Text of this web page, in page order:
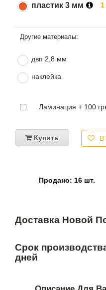
пластик 3 мм
двп 2,8 мм
наклейка
Ламинация + 100
Купить В
Продано: 16 шт.
Доставка Новой
Срок
дней